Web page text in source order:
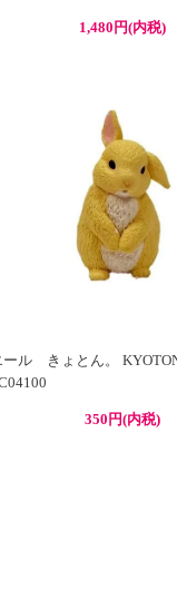
1,480円(内税)
ール きょとん。
350円(内税)